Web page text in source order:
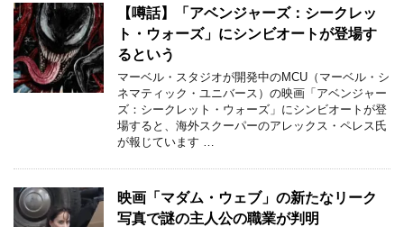
【噂話】「アベンジャーズ：シークレッ
ト・ウォーズ」にシンビオートが登場す
るという
マーベル・スタジオが開発中のMCU（マーベル・シ
ネマティック・ユニバース）の映画「アベンジャー
ズ：シークレット・ウォーズ」にシンビオートが登
場すると、海外スクーパーのアレックス・ペレス氏
が報じています …
映画「マダム・ウェブ」の新たなリーク
写真で謎の主人公の職業が判明